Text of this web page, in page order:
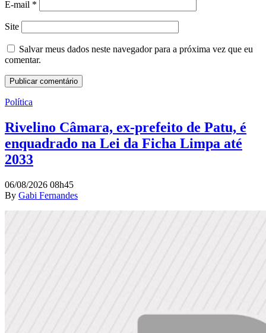
E-mail *
Site
Salvar meus dados neste navegador para a próxima vez que eu
comentar.
Política
Rivelino Câmara, ex-prefeito de Patu, é
enquadrado na Lei da Ficha Limpa até
2033
06/08/2026 08h45
By Gabi Fernandes